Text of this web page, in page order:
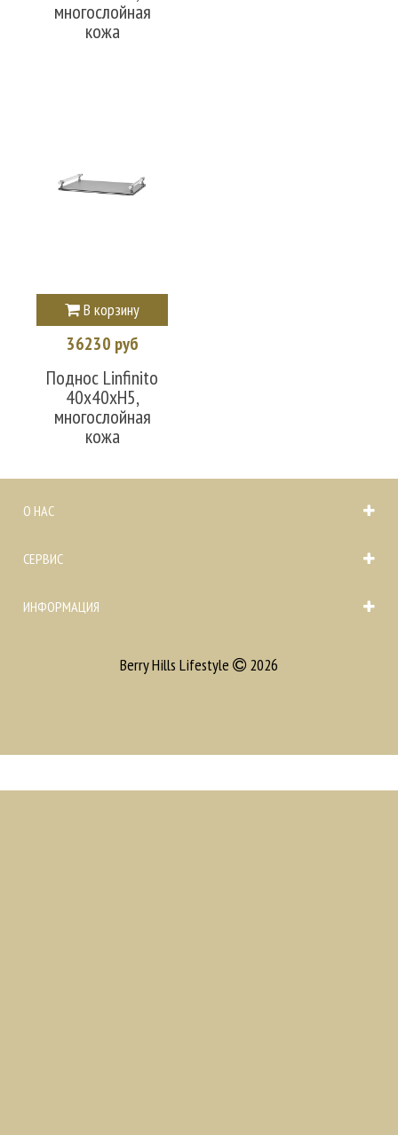
многослойная
кожа
В корзину
36230 руб
Поднос Linfinito
40х40xH5,
многослойная
кожа
О НАС
СЕРВИС
ИНФОРМАЦИЯ
Berry Hills Lifestyle 2026